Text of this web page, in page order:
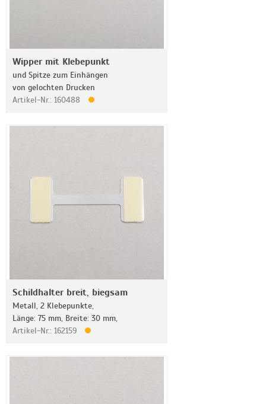
Wipper mit Klebepunkt
und Spitze zum Einhängen
von gelochten Drucken
Artikel-Nr.: 160488
Schildhalter breit, biegsam
Metall, 2 Klebepunkte,
Länge: 75 mm, Breite: 30 mm,
Artikel-Nr.: 162159